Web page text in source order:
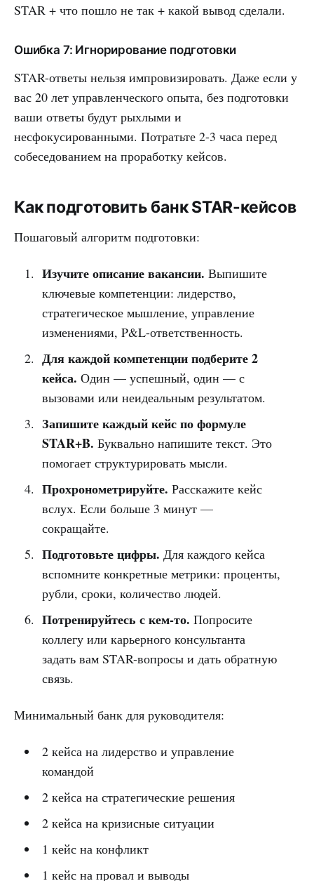
STAR + что пошло не так + какой вывод сделали.
Ошибка 7: Игнорирование подготовки
STAR-ответы нельзя импровизировать. Даже если у
вас 20 лет управленческого опыта, без подготовки
ваши ответы будут рыхлыми и
несфокусированными. Потратьте 2-3 часа перед
собеседованием на проработку кейсов.
Как подготовить банк STAR-кейсов
Пошаговый алгоритм подготовки:
Изучите описание вакансии. Выпишите
ключевые компетенции: лидерство,
стратегическое мышление, управление
изменениями, P&L-ответственность.
Для каждой компетенции подберите 2
кейса. Один — успешный, один — с
вызовами или неидеальным результатом.
Запишите каждый кейс по формуле
STAR+B. Буквально напишите текст. Это
помогает структурировать мысли.
Прохронометрируйте. Расскажите кейс
вслух. Если больше 3 минут —
сокращайте.
Подготовьте цифры. Для каждого кейса
вспомните конкретные метрики: проценты,
рубли, сроки, количество людей.
Потренируйтесь с кем-то. Попросите
коллегу или карьерного консультанта
задать вам STAR-вопросы и дать обратную
связь.
Минимальный банк для руководителя:
2 кейса на лидерство и управление
командой
2 кейса на стратегические решения
2 кейса на кризисные ситуации
1 кейс на конфликт
1 кейс на провал и выводы